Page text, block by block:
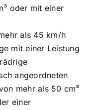
oder mit einer
als 45 km/h
mit einer Leistung
angeordneten
mehr als 50 cm³
einer